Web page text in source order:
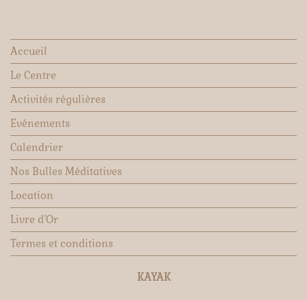
Accueil
Le Centre
Activités régulières
Evénements
Calendrier
Nos Bulles Méditatives
Location
Livre d’Or
Termes et conditions
KAYAK